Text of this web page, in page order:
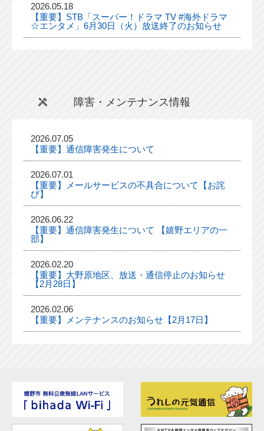
2026.05.18
【重要】STB「スーパー！ドラマ TV #海外ドラマ
☆エンタメ」6月30日（火）放送終了のお知らせ
障害・メンテナンス情報
2026.07.05
【重要】通信障害発生について
2026.07.01
【重要】メールサービスの不具合について【お詫
び】
2026.06.22
【重要】通信障害発生について 【嬉野エリアの一
部】
2026.02.20
【重要】大野原地区、放送・通信停止のお知らせ
【2月28日】
2026.02.06
【重要】メンテナンスのお知らせ【2月17日】